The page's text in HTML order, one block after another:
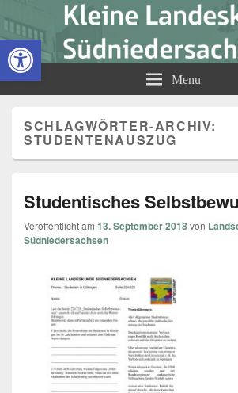
Open toolbar
Kleine
Menu
SCHLAGWÖRTER-ARCHIV:
STUDENTENAUSZUG
Studentisches
Veröffentlicht am 13. September 2018von
Südniedersachsen